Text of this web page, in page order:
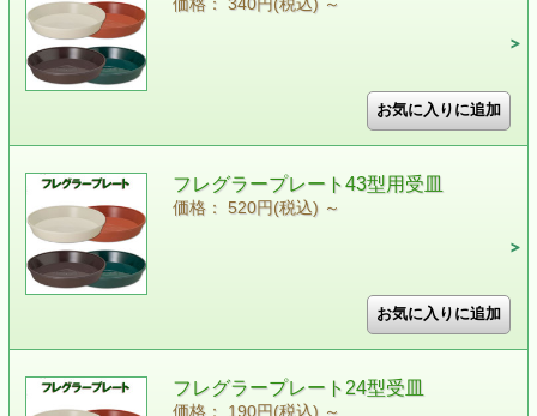
価格： 340円(税込) ～
フレグラープレート43型用受皿
価格： 520円(税込) ～
フレグラープレート24型受皿
価格： 190円(税込) ～